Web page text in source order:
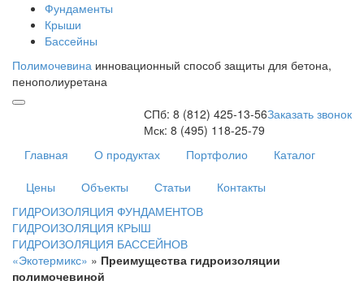
Фундаменты
Крыши
Бассейны
Полимочевина инновационный способ защиты для бетона,
пенополиуретана
Заказать звонок
СПб: 8 (812) 425-13-56
Мск: 8 (495) 118-25-79
Главная
О продуктах Портфолио
Каталог
Цены
Объекты Статьи
Контакты
ГИДРОИЗОЛЯЦИЯ ФУНДАМЕНТОВ
ГИДРОИЗОЛЯЦИЯ КРЫШ
ГИДРОИЗОЛЯЦИЯ БАССЕЙНОВ
«Экотермикс» » Преимущества гидроизоляции
полимочевиной